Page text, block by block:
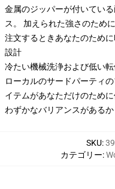
金属のジッパーが付いてい
ス。 加えられた強さのため
注文するときあなたのため
設計
冷たい機械洗浄および低い
ローカルのサードパーティ
イテムがあなただけのため
わずかなバリアンスがある
SKU:
カテゴリー: